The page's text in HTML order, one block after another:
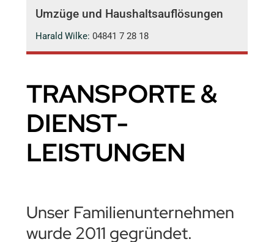
Umzüge und Haushaltsauflösungen
Harald Wilke: 04841 7 28 18
TRANSPORTE &
DIENST­
LEISTUNGEN
Unser Familienunternehmen
wurde 2011 gegründet.